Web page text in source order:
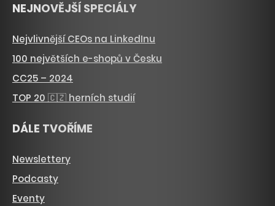
NEJNOVĚJŠÍ SPECIÁLY
Nejvlivnější CEOs na LinkedInu
100 největších e-shopů v Česku
CC25 – 2024
TOP 20 🇨🇿 herních studií
DÁLE TVOŘÍME
Newslettery
Podcasty
Eventy